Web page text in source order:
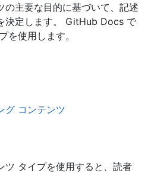
の主要な目的に基づいて、記述
決定します。 GitHub Docs で
を使用します。
グ コンテンツ
ツ タイプを使用すると、読者